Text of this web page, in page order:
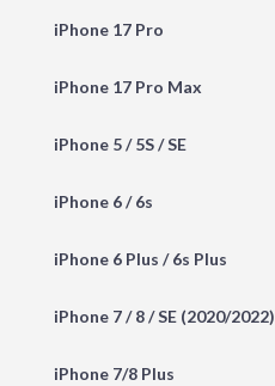
iPhone 17 Pro
iPhone 17 Pro Max
iPhone 5 / 5S / SE
iPhone 6 / 6s
iPhone 6 Plus / 6s Plus
iPhone 7 / 8 / SE (2020/2022)
iPhone 7/8 Plus